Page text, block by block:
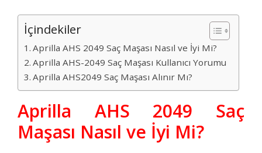
İçindekiler
Aprilla AHS 2049 Saç Maşası Nasıl ve İyi Mi?
Aprilla AHS-2049 Saç Maşası Kullanıcı Yorumu
Aprilla AHS2049 Saç Maşası Alınır Mı?
Aprilla AHS 2049 Saç
Maşası Nasıl ve İyi Mi?